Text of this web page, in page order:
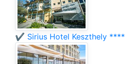
✔️ Sirius Hotel Keszthely ****